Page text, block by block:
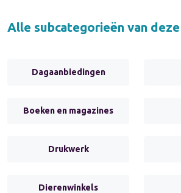
Alle subcategorieën van
Dagaanbiedingen
Boeken en magazines
Drukwerk
Dierenwinkels